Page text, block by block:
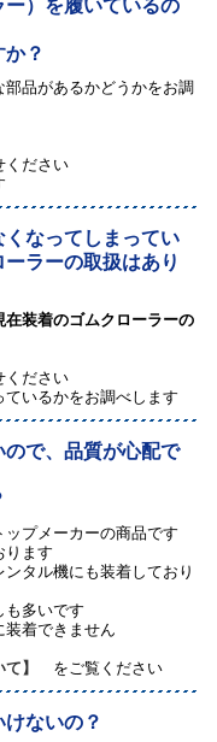
）を履いているの
？
品があるかどうかをお調
ださい
なってしまってい
ラーの取扱はあり
装着のゴムクローラーの
ださい
いるかをお調べします
で、品質が心配で
プメーカーの商品です
ります
タル機にも装着しており
も多いです
装着できません
】 をご覧ください
ないの？